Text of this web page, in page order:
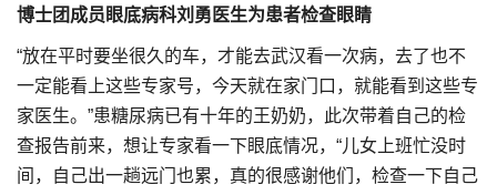
博士团成员眼底病科刘勇医生为患者检查眼睛
“放在平时要坐很久的车，才能去武汉看一次病，去了也不
一定能看上这些专家号，今天就在家门口，就能看到这些专
家医生。”患糖尿病已有十年的王奶奶，此次带着自己的检
查报告前来，想让专家看一下眼底情况，“儿女上班忙没时
间，自己出一趟远门也累，真的很感谢他们，检查一下自己